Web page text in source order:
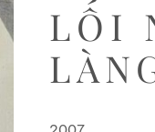
LỐI